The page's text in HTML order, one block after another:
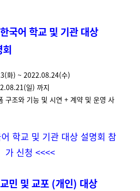
국어 학교 및 기관 대상
회
화) ~ 2022.08.24(수)
일) 까지
구조와 기능 및 시연 + 계약 및 운영 사
학교 및 기관 대상 설명회 참
가 신청 <<<<
민 및 교포 (개인) 대상